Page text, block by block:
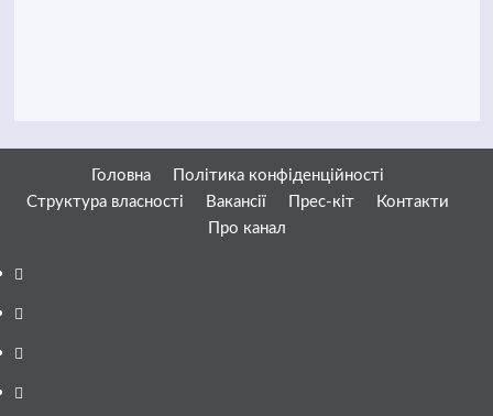
Головна
Політика конфіденційності
Структура власності
Вакансії Прес-кіт
Контакти
Про канал
Facebook
YouTube
Telegram
Instagram